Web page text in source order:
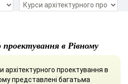
в Рівному
архітектурного проектування в
представлені багатьма